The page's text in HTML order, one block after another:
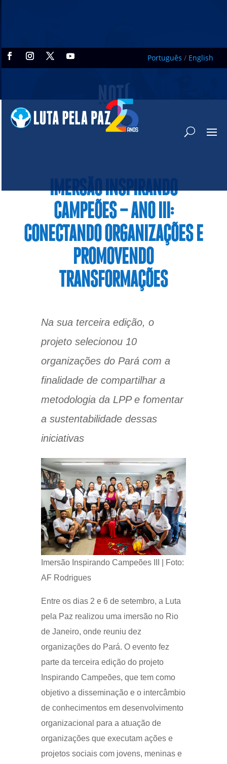
Português / English
NOTÍ
CIAS
IMERSÃO INSPIRANDO
CAMPEÕES – ANO III:
CONECTANDO ORGANIZAÇÕES E
PROMOVENDO
TRANSFORMAÇÕES
Na sua terceira edição, o
projeto selecionou 10
organizações do Pará com a
finalidade de compartilhar a
metodologia da LPP e fomentar
a sustentabilidade dessas
iniciativas
Imersão Inspirando Campeões III | Foto:
AF Rodrigues
Entre os dias 2 e 6 de setembro, a Luta
pela Paz realizou uma imersão no Rio
de Janeiro, onde reuniu dez
organizações do Pará. O evento fez
parte da terceira edição do projeto
Inspirando Campeões, que tem como
objetivo a disseminação e o intercâmbio
de conhecimentos em desenvolvimento
organizacional para a atuação de
organizações que executam ações e
projetos sociais com jovens, meninas e